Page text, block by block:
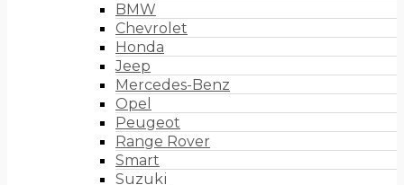
BMW
Chevrolet
Honda
Jeep
Mercedes-Benz
Opel
Peugeot
Range Rover
Smart
Suzuki